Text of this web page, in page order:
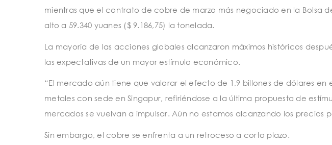
mientras que el contrato de cobre de marzo más negociado en la Bolsa
alto a 59.340 yuanes ($ 9.186,75) la tonelada.
La mayoría de las acciones globales alcanzaron máximos históricos
las expectativas de un mayor estímulo económico.
“El mercado aún tiene que valorar el efecto de 1,9 billones de dólares
metales con sede en Singapur, refiriéndose a la última propuesta de
mercados se vuelvan a impulsar. Aún no estamos alcanzando los precios
Sin embargo, el cobre se enfrenta a un retroceso a corto plazo.